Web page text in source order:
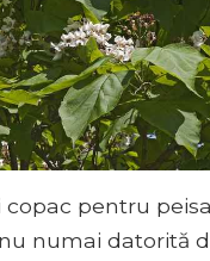
pentru
numai datorită